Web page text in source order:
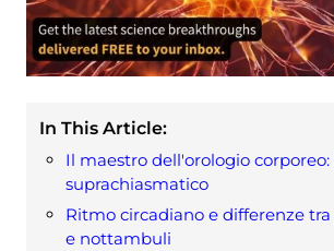
In This Article:
Il maestro dell'orologio
suprachiasmatico
Ritmo circadiano e differenze
e nottambuli